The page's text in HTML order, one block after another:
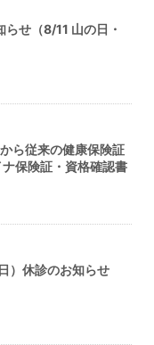
せ（8/11 山の日・
ら従来の健康保険証
保険証・資格確認書
）休診のお知らせ